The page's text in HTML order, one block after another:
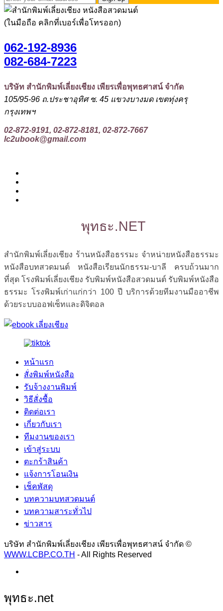
(ในมือถือ คลิกที่เบอร์เพื่อโทรออก)
062-192-8936
082-684-7223
บริษัท สำนักพิมพ์เลี่ยงเชียง เพียรเพื่อพุทธศาสน์ จำกัด
105/95-96 ถ.ประชาอุทิศ ซ. 45 แขวงบางมด เขตทุ่งครุ
กรุงเทพฯ
02-872-9191, 02-872-8181, 02-872-7667
lc2ubook@gmail.com
พุทธะ.NET
สำนักพิมพ์เลี่ยงเชียง ร้านหนังสือธรรมะ จำหน่ายหนังสือธรรมะ
หนังสือบทสวดมนต์ หนังสือเรียนนักธรรม-บาลี ครบถ้วนมาก
ที่สุด โรงพิมพ์เลี่ยงเชียง รับพิมพ์หนังสือสวดมนต์ รับพิมพ์หนังสือ
ธรรมะ โรงพิมพ์เก่าแก่กว่า 100 ปี บริการด้วยทีมงานมืออาชีพ
ด้วยระบบออฟเซ็ทและดิจิตอล
หน้าแรก
สั่งพิมพ์หนังสือ
รับจ้างงานพิมพ์
วิธีสั่งซื้อ
ติดต่อเรา
เกี่ยวกับเรา
ทีมงานของเรา
เข้าสู่ระบบ
ตะกร้าสินค้า
แจ้งการโอนเงิน
เช็คพัสดุ
บทความบทสวดมนต์
บทความสาระทั่วไป
ข่าวสาร
บริษัท สำนักพิมพ์เลี่ยงเชียง เพียรเพื่อพุทธศาสน์ จำกัด ©
WWW.LCBP.CO.TH - All Rights Reserved
พุทธะ.net